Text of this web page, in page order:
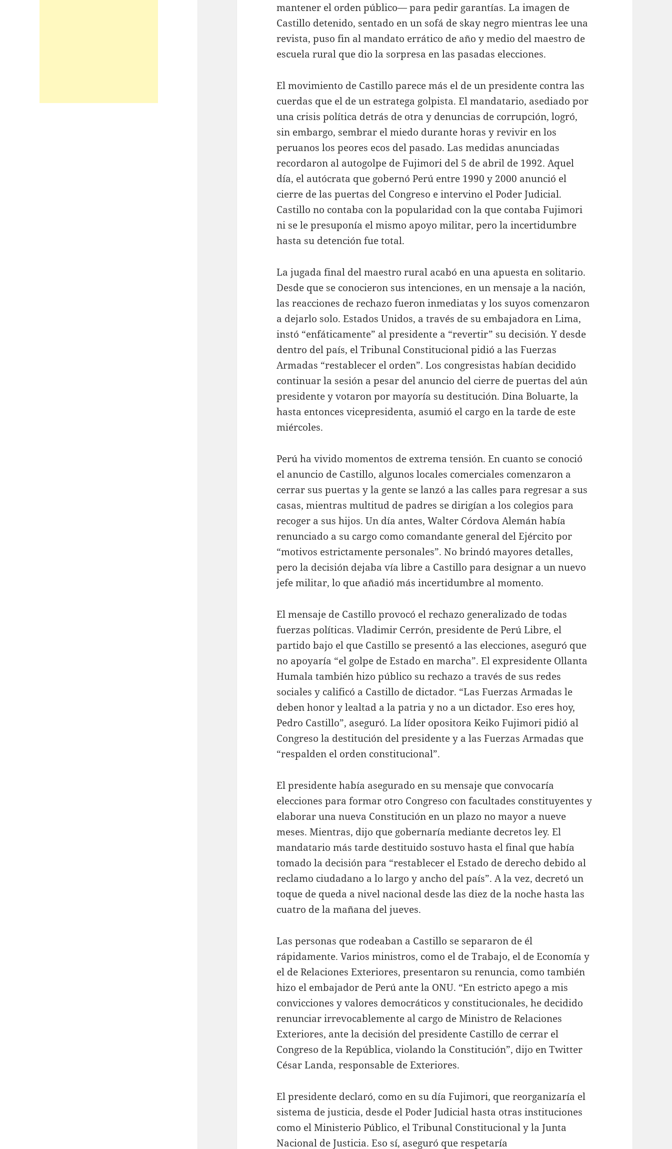
mantener el orden público— para pedir garantías. La imagen de
Castillo detenido, sentado en un sofá de skay negro mientras lee una
revista, puso fin al mandato errático de año y medio del maestro de
escuela rural que dio la sorpresa en las pasadas elecciones.
El movimiento de Castillo parece más el de un presidente contra las
cuerdas que el de un estratega golpista. El mandatario, asediado por
una crisis política detrás de otra y denuncias de corrupción, logró,
sin embargo, sembrar el miedo durante horas y revivir en los
peruanos los peores ecos del pasado. Las medidas anunciadas
recordaron al autogolpe de Fujimori del 5 de abril de 1992. Aquel
día, el autócrata que gobernó Perú entre 1990 y 2000 anunció el
cierre de las puertas del Congreso e intervino el Poder Judicial.
Castillo no contaba con la popularidad con la que contaba Fujimori
ni se le presuponía el mismo apoyo militar, pero la incertidumbre
hasta su detención fue total.
La jugada final del maestro rural acabó en una apuesta en solitario.
Desde que se conocieron sus intenciones, en un mensaje a la nación,
las reacciones de rechazo fueron inmediatas y los suyos comenzaron
a dejarlo solo. Estados Unidos, a través de su embajadora en Lima,
instó “enfáticamente” al presidente a “revertir” su decisión. Y desde
dentro del país, el Tribunal Constitucional pidió a las Fuerzas
Armadas “restablecer el orden”. Los congresistas habían decidido
continuar la sesión a pesar del anuncio del cierre de puertas del aún
presidente y votaron por mayoría su destitución. Dina Boluarte, la
hasta entonces vicepresidenta, asumió el cargo en la tarde de este
miércoles.
Perú ha vivido momentos de extrema tensión. En cuanto se conoció
el anuncio de Castillo, algunos locales comerciales comenzaron a
cerrar sus puertas y la gente se lanzó a las calles para regresar a sus
casas, mientras multitud de padres se dirigían a los colegios para
recoger a sus hijos. Un día antes, Walter Córdova Alemán había
renunciado a su cargo como comandante general del Ejército por
“motivos estrictamente personales”. No brindó mayores detalles,
pero la decisión dejaba vía libre a Castillo para designar a un nuevo
jefe militar, lo que añadió más incertidumbre al momento.
El mensaje de Castillo provocó el rechazo generalizado de todas
fuerzas políticas. Vladimir Cerrón, presidente de Perú Libre, el
partido bajo el que Castillo se presentó a las elecciones, aseguró que
no apoyaría “el golpe de Estado en marcha”. El expresidente Ollanta
Humala también hizo público su rechazo a través de sus redes
sociales y calificó a Castillo de dictador. “Las Fuerzas Armadas le
deben honor y lealtad a la patria y no a un dictador. Eso eres hoy,
Pedro Castillo”, aseguró. La líder opositora Keiko Fujimori pidió al
Congreso la destitución del presidente y a las Fuerzas Armadas que
“respalden el orden constitucional”.
El presidente había asegurado en su mensaje que convocaría
elecciones para formar otro Congreso con facultades constituyentes y
elaborar una nueva Constitución en un plazo no mayor a nueve
meses. Mientras, dijo que gobernaría mediante decretos ley. El
mandatario más tarde destituido sostuvo hasta el final que había
tomado la decisión para “restablecer el Estado de derecho debido al
reclamo ciudadano a lo largo y ancho del país”. A la vez, decretó un
toque de queda a nivel nacional desde las diez de la noche hasta las
cuatro de la mañana del jueves.
Las personas que rodeaban a Castillo se separaron de él
rápidamente. Varios ministros, como el de Trabajo, el de Economía y
el de Relaciones Exteriores, presentaron su renuncia, como también
hizo el embajador de Perú ante la ONU. “En estricto apego a mis
convicciones y valores democráticos y constitucionales, he decidido
renunciar irrevocablemente al cargo de Ministro de Relaciones
Exteriores, ante la decisión del presidente Castillo de cerrar el
Congreso de la República, violando la Constitución”, dijo en Twitter
César Landa, responsable de Exteriores.
El presidente declaró, como en su día Fujimori, que reorganizaría el
sistema de justicia, desde el Poder Judicial hasta otras instituciones
como el Ministerio Público, el Tribunal Constitucional y la Junta
Nacional de Justicia. Eso sí, aseguró que respetaría